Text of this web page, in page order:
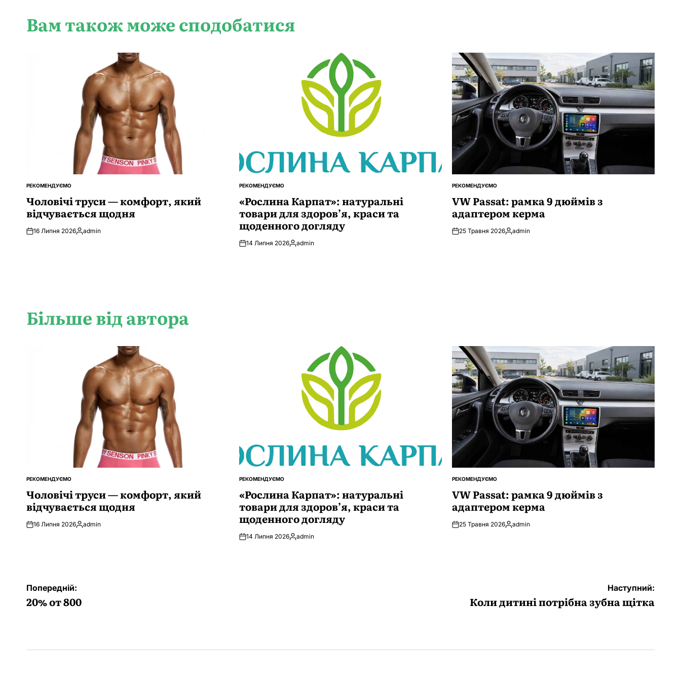
Вам також може сподобатися
ОПУБЛІКУВАТИ
РЕКОМЕНДУЄМО
Чоловічі труси — комфорт, який
відчувається щодня
16 Липня 2026Опубліковано
admin
ОПУБЛІКУВАТИ
РЕКОМЕНДУЄМО
«Рослина Карпат»: натуральні
товари для здоров’я, краси та
щоденного догляду
14 Липня 2026Опубліковано
admin
ОПУБЛІКУВАТИ
РЕКОМЕНДУЄМО
VW Passat: рамка 9 дюймів з
адаптером керма
25 Травня 2026Опубліковано
admin
Більше від автора
ОПУБЛІКУВАТИ
РЕКОМЕНДУЄМО
Чоловічі труси — комфорт, який
відчувається щодня
16 Липня 2026Опубліковано
admin
ОПУБЛІКУВАТИ
РЕКОМЕНДУЄМО
«Рослина Карпат»: натуральні
товари для здоров’я, краси та
щоденного догляду
14 Липня 2026Опубліковано
admin
ОПУБЛІКУВАТИ
РЕКОМЕНДУЄМО
VW Passat: рамка 9 дюймів з
адаптером керма
25 Травня 2026Опубліковано
admin
Навігація
записів
Попередній:
20% от 800
Наступний:
Коли дитині потрібна зубна щітка